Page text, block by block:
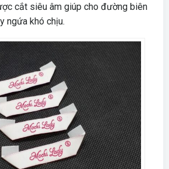
cắt siêu âm giúp cho đường biên
ngứa khó chịu.